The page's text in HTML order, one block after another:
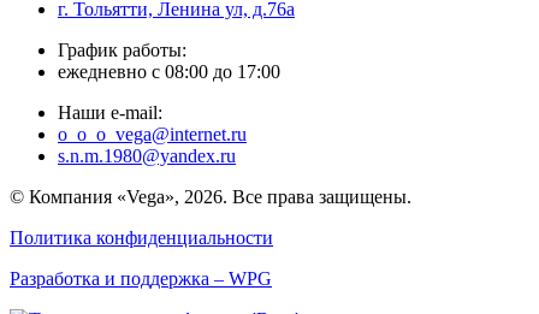
г. Тольятти, Ленина ул, д.76а
График работы:
ежедневно с 08:00 до 17:00
Наши e-mail:
o_o_o_vega@internet.ru
s.n.m.1980@yandex.ru
© Компания «Vega», 2026. Все права защищены.
Политика конфиденциальности
Разработка и поддержка – WPG